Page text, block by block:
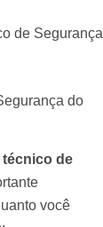
de Segurança
do
de
você